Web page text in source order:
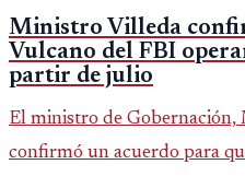
Ministro Villeda
Vulcano del FBI
partir de julio
El ministro de
confirmó un acuerdo para